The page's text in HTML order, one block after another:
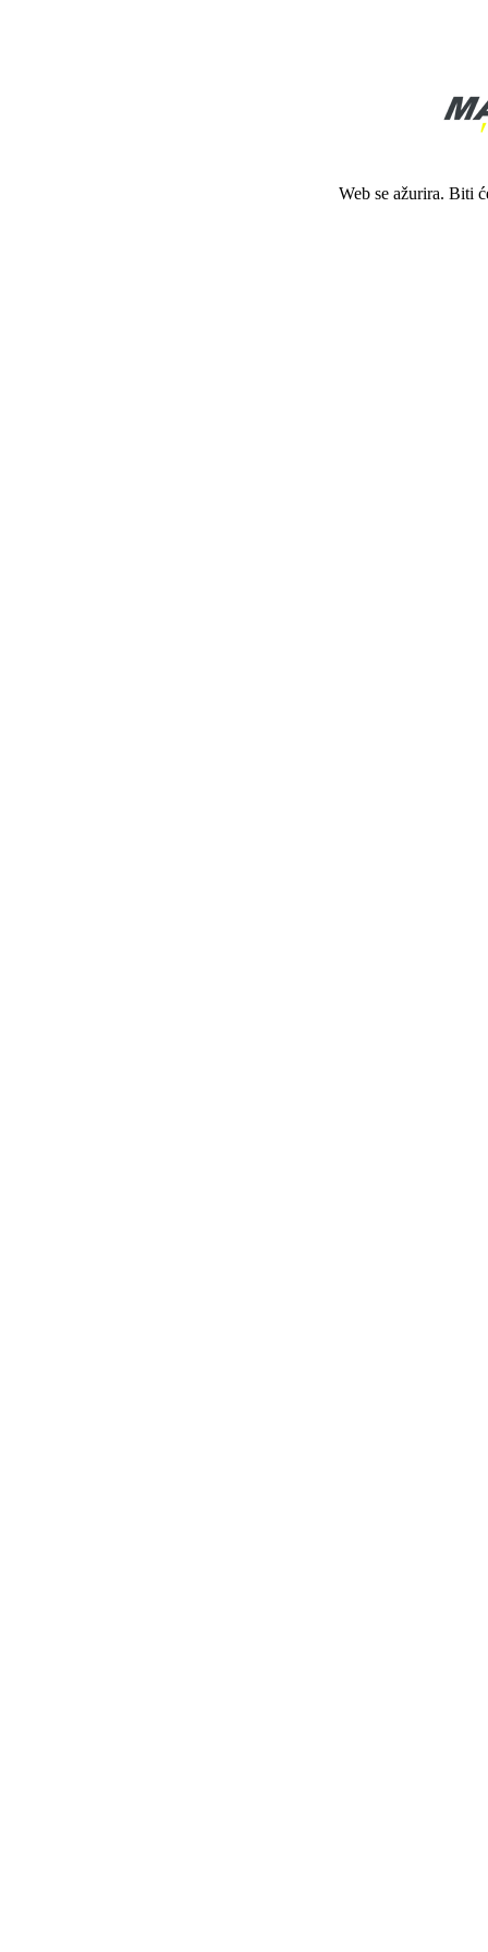
Web se ažurira. Biti